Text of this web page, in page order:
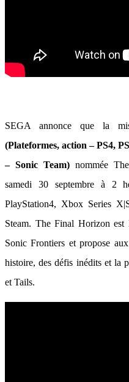
SEGA annonce que la
(Plateformes, action – PS4,
– Sonic Team)nommée
samedi 30 septembre à 2
PlayStation4, Xbox Series
Steam. The Final Horizon
Sonic Frontiers et propose
histoire, des défis inédits et la
et Tails.